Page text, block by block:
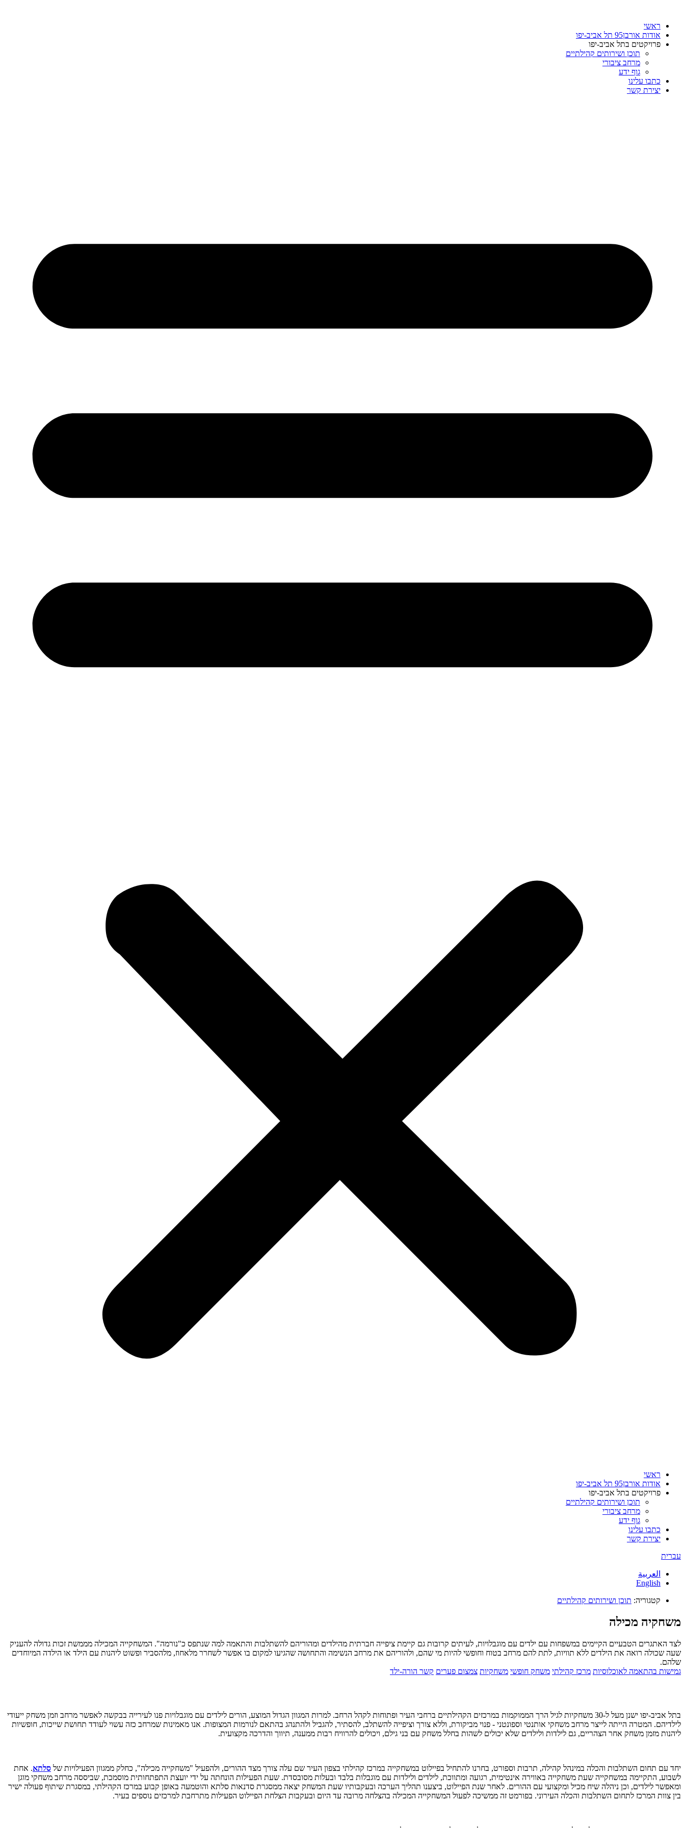
ראשי
אודות אורבן95 תל אביב-יפו
פרויקטים בתל אביב-יפו
תוכן ושירותים קהילתיים
מרחב ציבורי
גוף ידע
כתבו עלינו
יצירת קשר
ראשי
אודות אורבן95 תל אביב-יפו
פרויקטים בתל אביב-יפו
תוכן ושירותים קהילתיים
מרחב ציבורי
גוף ידע
כתבו עלינו
יצירת קשר
עברית
العربية
English
קטגוריה: תוכן ושירותים קהילתיים
משחקיה מכילה
לצד האתגרים הטבעיים הקיימים במשפחות עם ילדים עם מוגבלויות, לעיתים קרובות גם קיימת ציפייה חברתית מהילדים ומהוריהם להשתלבות והתאמה למה שנתפס כ"נורמה". המשחקייה המכילה מממשת זכות גדולה להעניק
שעה שכולה רואה את הילדים ללא תוויות, לתת להם מרחב בטוח וחופשי להיות מי שהם, ולהוריהם את מרחב הנשימה והתחושה שהגיעו למקום בו אפשר לשחרר מלאחוז, מלהסביר ופשוט ליהנות עם הילד או הילדה המיוחדים
שלהם.
גמישות בהתאמה לאוכלוסיות מרכז קהילתי משחק חופשי משחקיות צמצום פערים קשר הורה-ילד
בתל אביב-יפו ישנן מעל ל-30 משחקיות לגיל הרך הממוקמות במרכזים הקהילתיים ברחבי העיר ופתוחות לקהל הרחב. למרות המגוון הגדול המוצע, הורים לילדים עם מוגבלויות פנו לעירייה בבקשה לאפשר מרחב וזמן משחק ייעודי
לילדיהם. המטרה הייתה לייצר מרחב משחקי אותנטי וספונטני - פנוי מביקורת, וללא צורך וציפייה להשתלב, להסתיר, להגביל ולהתנהג בהתאם לנורמות המצופות. אנו מאמינות שמרחב כזה עשוי לעודד תחושת שייכות, חופשיות
ליהנות מזמן משחק אחר הצהריים, גם לילדות ולילדים שלא יכולים לשהות בחלל משחק עם בני גילם, ויכולים להרוויח רבות ממענה, תיווך והדרכה מקצועית.
יחד עם תחום השתלבות והכלה במינהל קהילה, תרבות וספורט, בחרנו להתחיל בפיילוט במשחקייה במרכז קהילתי בצפון העיר שם עלה צורך מצד ההורים, ולהפעיל "משחקייה מכילה", כחלק ממגוון הפעילויות של סלתא. אחת
לשבוע, התקיימה במשחקייה שעת משחקייה באווירה אינטימית, רגועה ומתווכת, לילדים ולילדות עם מוגבלות בלבד ובעלות מסובסדת. שעת הפעילות הונחתה על ידי יועצת התפתחותית מוסמכת, שביססה מרחב משחקי מוגן
ומאפשר לילדים, וכן ניהלה שיח מכיל ומקצועי עם ההורים. לאחר שנת הפיילוט, ביצענו תהליך הערכה ובעקבותיו שעת המשחק יצאה ממסגרת סדנאות סלתא והוטמעה באופן קבוע במרכז הקהילתי, במסגרת שיתוף פעולה ישיר
בין צוות המרכז לתחום השתלבות והכלה העירוני. בפורמט זה ממשיכה לפעול המשחקייה המכילה בהצלחה מרובה עד היום ובעקבות הצלחת הפיילוט הפעילות מתרחבת למרכזים נוספים בעיר.